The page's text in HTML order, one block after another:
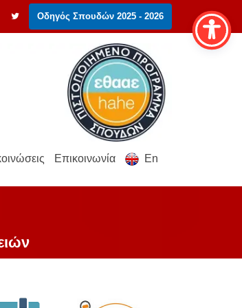
Οδηγός Σπουδών 2025 - 2026
Επικοινωνία En